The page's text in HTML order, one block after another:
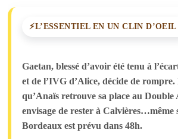
L’ESSENTIEL EN UN CLIN D’OEIL
Gaetan, blessé d’avoir été tenu à
et de l’IVG d’Alice, décide de
qu’Anaïs retrouve sa place au
envisage de rester à Calvières…même
Bordeaux est prévu dans 48h.